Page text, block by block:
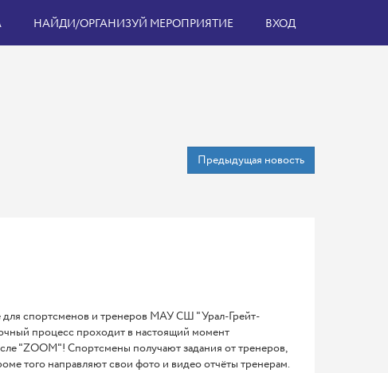
НАЙДИ/ОРГАНИЗУЙ МЕРОПРИЯТИЕ ВХОД
Предыдущая новость
для спортсменов и тренеров МАУ СШ "Урал-Грейт-
процесс проходит в настоящий момент
"ZOOM"! Спортсмены получают задания от тренеров,
того направляют свои фото и видео отчёты тренерам.